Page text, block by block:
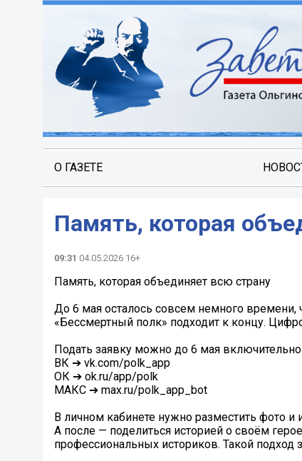
О ГАЗЕТЕ
Память, которая
09:31 04.05.2026 16+
Память, которая объединяет всю страну
До 6 мая осталось совсем немного
«Бессмертный полк» подходит к концу.
Подать заявку можно до 6 мая
ВК ➔ vk.com/polk_app
ОК ➔ ok.ru/app/polk
МАКС ➔ max.ru/polk_app_bot
В личном кабинете нужно разместить фото
А после — поделиться историей о своём
профессиональных историков. Такой подход